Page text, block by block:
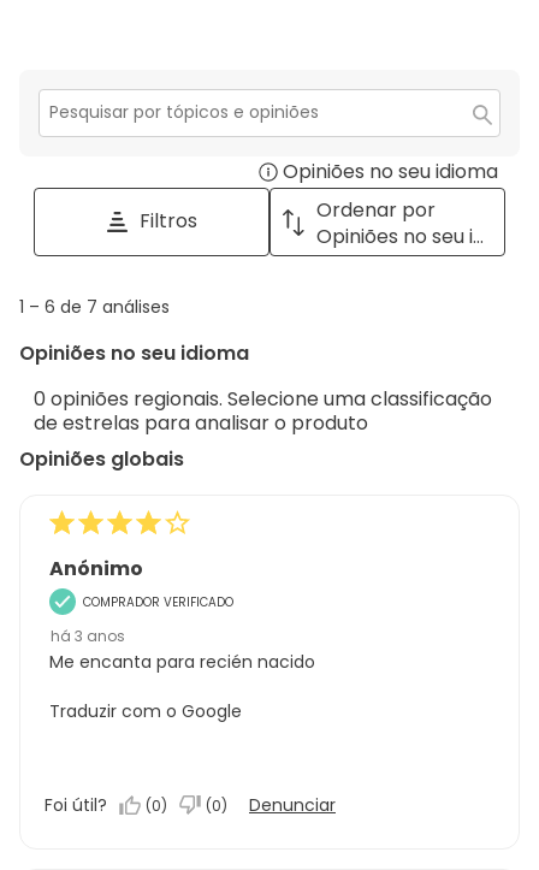
Secção
Opiniões no seu idioma
a
with
Filtros
Ordenar por
Opiniões no seu idioma
1
6
análises
1 – 6 de 7 análises
Opiniões no seu idioma
0 opiniões regionais. Selecione uma classificação
de estrelas para analisar o produto
Opiniões globais
Anónimo
COMPRADOR VERIFICADO
há 3 anos
Me encanta para recién nacido
Traduzir com o Google
Foi útil? (0) (0) Denunciar